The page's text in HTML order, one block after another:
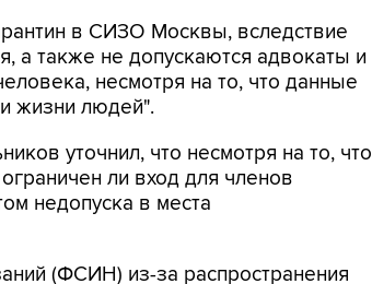
в СИЗО Москвы, вследствие
а также не допускаются адвокаты и
несмотря на то, что данные
жизни людей".
уточнил, что несмотря на то, что
ли вход для членов
недопуска в места
(ФСИН) из-за распространения